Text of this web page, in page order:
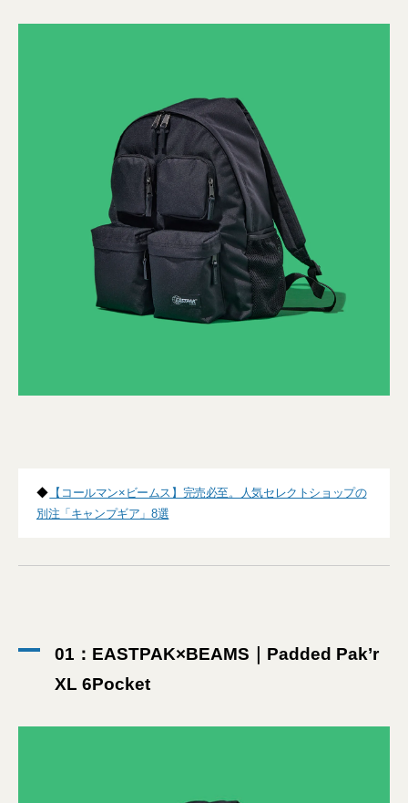
◆ 【コールマン×ビームス】完売必至。人気セレクトショップの
別注「キャンプギア」8選
01：EASTPAK×BEAMS｜Padded Pak’r
XL 6Pocket